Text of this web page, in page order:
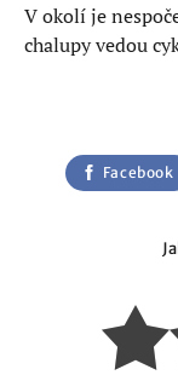
V okolí je
chalupy vedou
jsou vhodné k
,
Dinopark,
Strážnice.
Facebook